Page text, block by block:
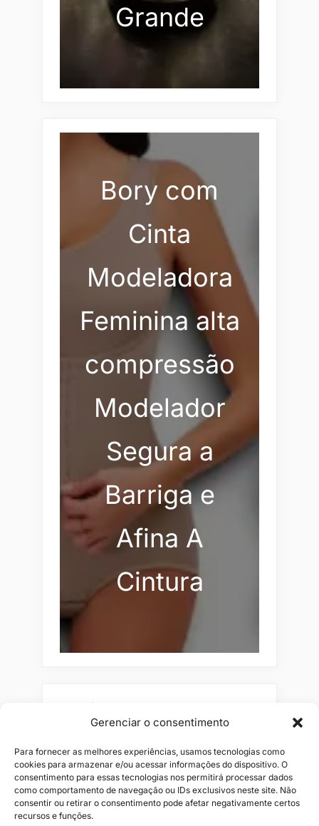
Gerenciar o consentimento
Para fornecer as melhores experiências, usamos tecnologias como
cookies para armazenar e/ou acessar informações do dispositivo. O
consentimento para essas tecnologias nos permitirá processar dados
como comportamento de navegação ou IDs exclusivos neste site. Não
consentir ou retirar o consentimento pode afetar negativamente certos
recursos e funções.
Grande
Bory com
Cinta
Modeladora
Feminina alta
compressão
Modelador
Segura a
Barriga e
Afina A
Cintura
Pesquisar